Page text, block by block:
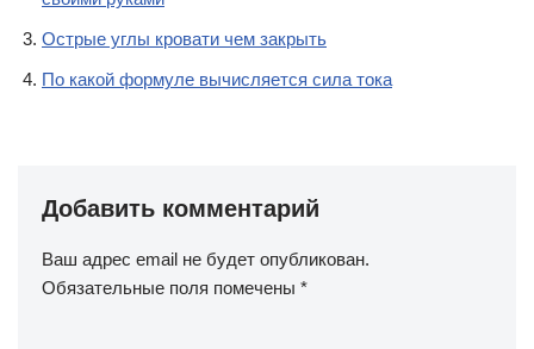
Острые углы кровати чем закрыть
По какой формуле вычисляется сила тока
Добавить комментарий
Ваш адрес email не будет опубликован.
Обязательные поля помечены *